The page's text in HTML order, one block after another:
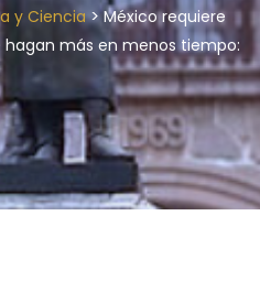
y Ciencia>México requiere
más en menos tiempo: